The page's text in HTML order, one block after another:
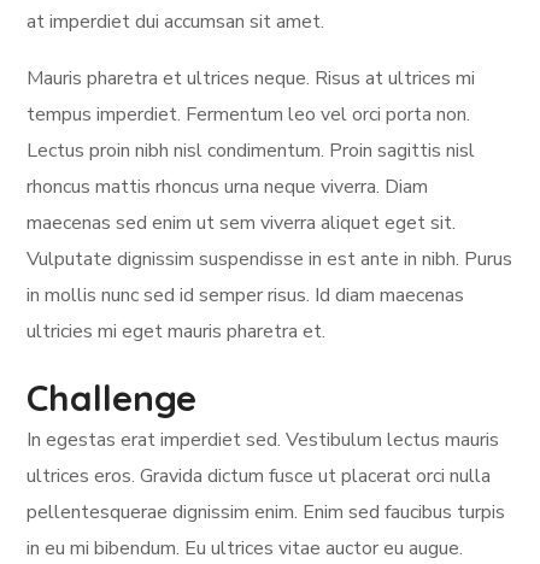
at imperdiet dui accumsan sit amet.
Mauris pharetra et ultrices neque. Risus at ultrices mi
tempus imperdiet. Fermentum leo vel orci porta non.
Lectus proin nibh nisl condimentum. Proin sagittis nisl
rhoncus mattis rhoncus urna neque viverra. Diam
maecenas sed enim ut sem viverra aliquet eget sit.
Vulputate dignissim suspendisse in est ante in nibh. Purus
in mollis nunc sed id semper risus. Id diam maecenas
ultricies mi eget mauris pharetra et.
Challenge
In egestas erat imperdiet sed. Vestibulum lectus mauris
ultrices eros. Gravida dictum fusce ut placerat orci nulla
pellentesquerae dignissim enim. Enim sed faucibus turpis
in eu mi bibendum. Eu ultrices vitae auctor eu augue.